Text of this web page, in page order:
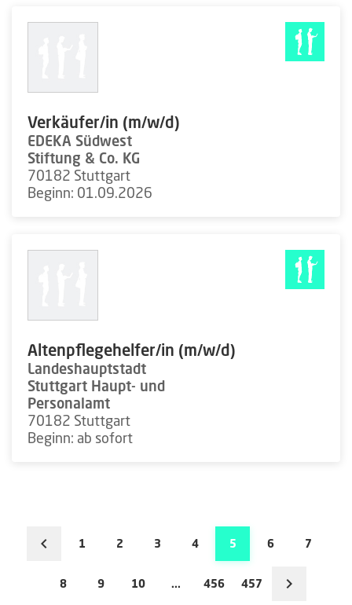
Verkäufer/in (m/w/d)
EDEKA Südwest
Stiftung & Co. KG
70182 Stuttgart
Beginn: 01.09.2026
Altenpflegehelfer/in (m/w/d)
Landeshauptstadt
Stuttgart Haupt- und
Personalamt
70182 Stuttgart
Beginn: ab sofort
1 2 3 4 5 6 7
8 9 10 ... 456 457